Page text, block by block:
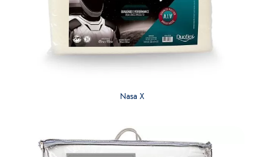
Nasa X